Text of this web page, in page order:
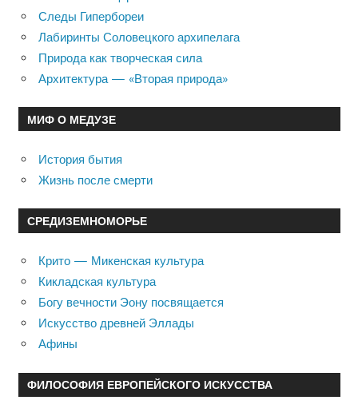
Следы Гипербореи
Лабиринты Соловецкого архипелага
Природа как творческая сила
Архитектура — «Вторая природа»
МИФ О МЕДУЗЕ
История бытия
Жизнь после смерти
СРЕДИЗЕМНОМОРЬЕ
Крито — Микенская культура
Кикладская культура
Богу вечности Эону посвящается
Искусство древней Эллады
Афины
ФИЛОСОФИЯ ЕВРОПЕЙСКОГО ИСКУССТВА